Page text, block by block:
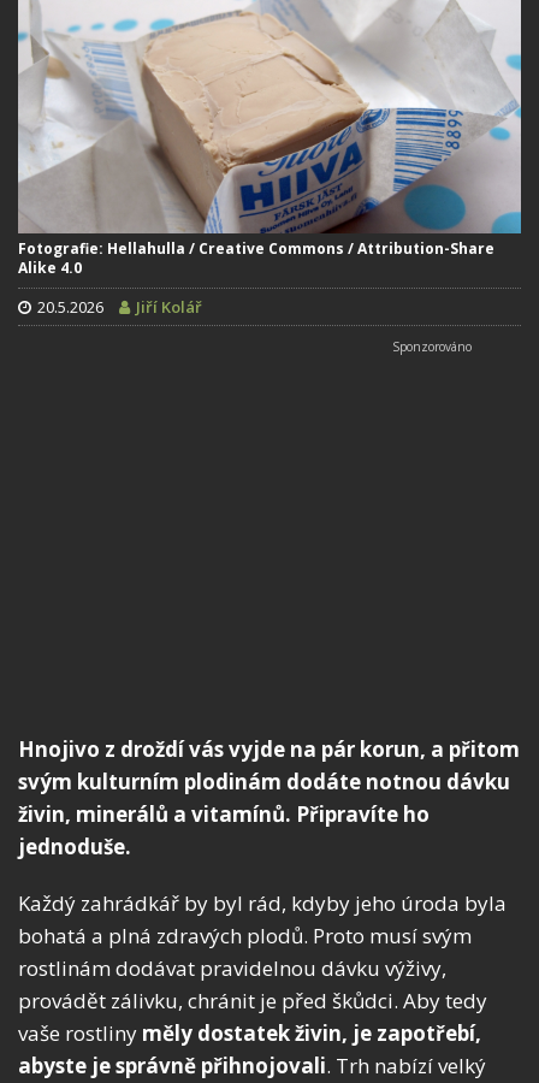
Fotografie: Hellahulla / Creative Commons / Attribution-Share
Alike 4.0
20.5.2026 Jiří Kolář
Hnojivo z droždí vás vyjde na pár korun, a přitom
svým kulturním plodinám dodáte notnou dávku
živin, minerálů a vitamínů. Připravíte ho
jednoduše.
Každý zahrádkář by byl rád, kdyby jeho úroda byla
bohatá a plná zdravých plodů. Proto musí svým
rostlinám dodávat pravidelnou dávku výživy,
provádět zálivku, chránit je před škůdci. Aby tedy
vaše rostliny měly dostatek živin, je zapotřebí,
abyste je správně přihnojovali. Trh nabízí velký